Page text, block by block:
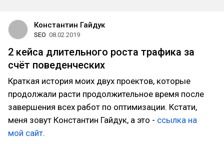
Константин Гайдук
SEO 08.02.2019
2 кейса длительного роста трафика за
счёт поведенческих
Краткая история моих двух проектов, которые
продолжали расти продолжительное время после
завершения всех работ по оптимизации. Кстати,
меня зовут Константин Гайдук, а это - ссылка на
мой сайт.